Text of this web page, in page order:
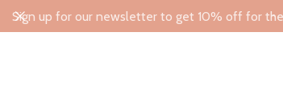
Sign up for our newsletter to get 10% off for